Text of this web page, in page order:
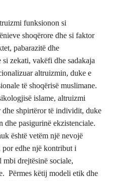
funksionon si
shoqërore dhe si faktor
pabarazitë dhe
zekati, vakëfi dhe sadakaja
altruizmin, duke e
të shoqërisë muslimane.
islame, altruizmi
shpirtëror të individit, duke
dhe pasigurinë ekzistenciale.
është vetëm një nevojë
por edhe një kontribut i
mbi drejtësinë sociale,
Përmes këtij modeli etik dhe